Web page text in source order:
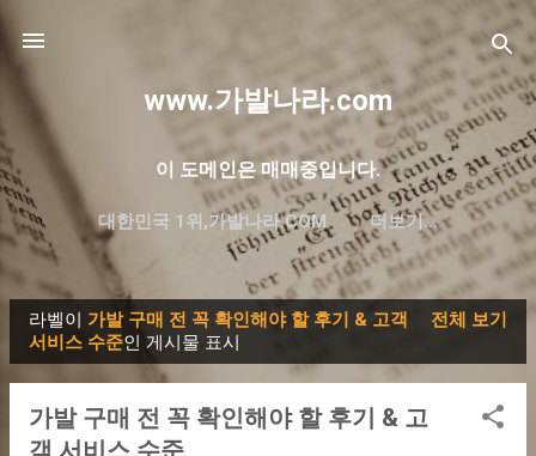
www.가발나라.com
이 도메인은 매매중입니다.
대한민국 1위,가발나라.COM 더보기…
프리미엄 한글 도메인 대방출
글
라벨이 가발 구매 전 꼭 확인해야 할 후기 & 고객
서비스 수준인 게시물 표시
전체 보기
가발 구매 전 꼭 확인해야 할 후기 & 고
객 서비스 수준